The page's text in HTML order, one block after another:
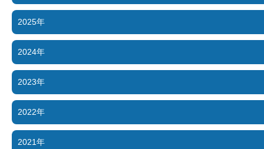
2025年
2024年
2023年
2022年
2021年